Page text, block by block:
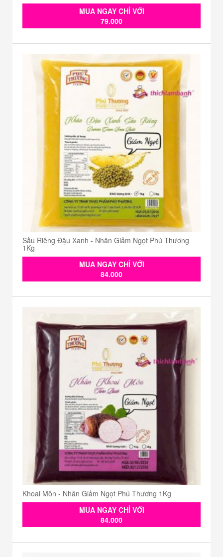
MUA NGAY CHỈ VỚI
79.000
Sầu Riêng Đậu Xanh - Nhân Giảm Ngọt Phú Thương
1Kg
MUA NGAY CHỈ VỚI
84.000
Khoai Môn - Nhân Giảm Ngọt Phú Thương 1Kg
MUA NGAY CHỈ VỚI
84.000